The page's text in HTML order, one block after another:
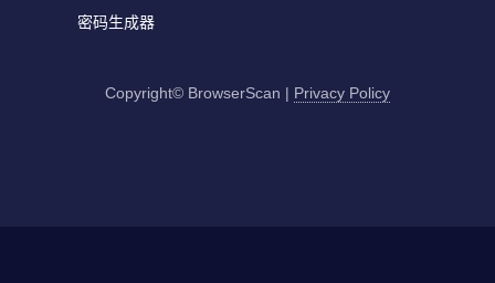
密码生成器
Copyright© BrowserScan | Privacy Policy